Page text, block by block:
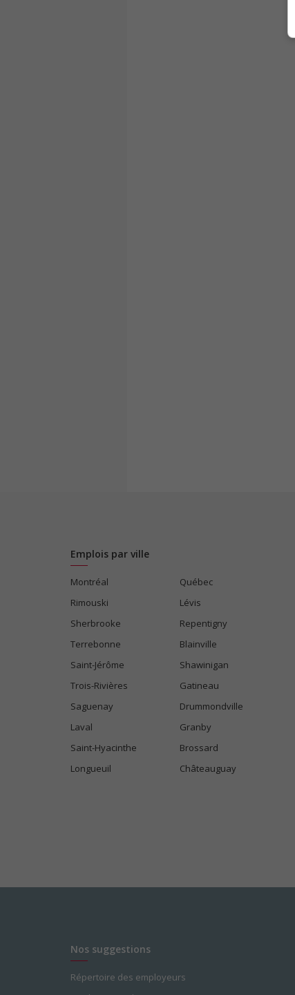
Emplois par ville
Montréal
Québec
Rimouski
Lévis
Sherbrooke
Repentigny
Terrebonne
Blainville
Saint-Jérôme
Shawinigan
Trois-Rivières
Gatineau
Saguenay
Drummondville
Laval
Granby
Saint-Hyacinthe
Brossard
Longueuil
Châteauguay
Nos suggestions
Répertoire des employeurs